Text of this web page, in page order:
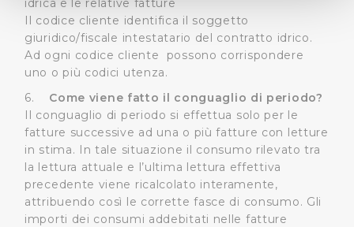
(impronte digitali).
Approfondisci come vengono elaborati i tuoi dati personali
e imposta le tue preferenze nellasezione dettagli. Puoi
modificare o ritirare il tuo consenso in qualsiasi momento
dalla Dichiarazione sui cookie.
Utilizziamo dei cookie tecnici necessari per rendere
fruibile il sito web abilitandone funzionalità di base quali
la navigazione sulle pagine e l'accesso alle aree
protette. In linea con le preferenze manifestate
dall’Utente e con i consensi dallo stesso prestati, i
idrica e le relative fatture
Il codice cliente identifica il soggetto
giuridico/fiscale intestatario del contratto idrico.
Ad ogni codice cliente possono corrispondere
uno o più codici utenza.
6. Come viene fatto il conguaglio di periodo?
Il conguaglio di periodo si effettua solo per le
fatture successive ad una o più fatture con letture
in stima. In tale situazione il consumo rilevato tra
la lettura attuale e l’ultima lettura effettiva
precedente viene ricalcolato interamente,
attribuendo così le corrette fasce di consumo. Gli
importi dei consumi addebitati nelle fatture